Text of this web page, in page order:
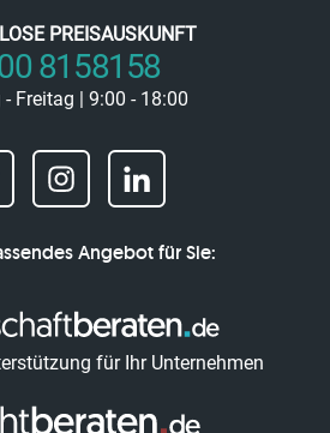
PREISAUSKUNFT
8158158
Freitag | 9:00 - 18:00
Angebot für Sie:
für Ihr Unternehmen